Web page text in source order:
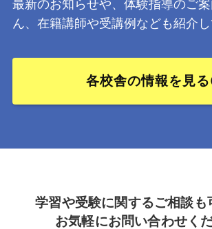
最新のお知らせや、体験指導のご
ん、在籍講師や受講例なども紹介し
各校舎の情報を見る
学習や受験に関するご相談も
お気軽にお問い合わせくだ